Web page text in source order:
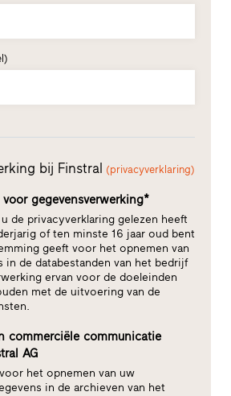
bij Finstral (privacyverklaring)
gegevensverwerking*
de privacyverklaring gelezen heeft
of ten minste 16 jaar oud bent
geeft voor het opnemen van
in de databestanden van het bedrijf
ervan voor de doeleinden
met de uitvoering van de
commerciële communicatie
AG
het opnemen van uw
in de archieven van het